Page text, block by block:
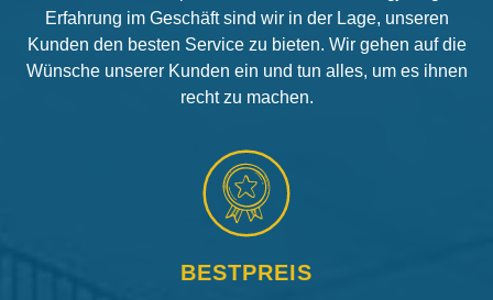
Erfahrung im Geschäft sind wir in der Lage, unseren
Kunden den besten Service zu bieten. Wir gehen auf die
Wünsche unserer Kunden ein und tun alles, um es ihnen
recht zu machen.
BESTPREIS